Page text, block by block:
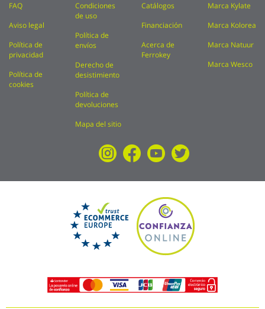
FAQ
Aviso legal
Política de
privacidad
Política de
cookies
Condiciones
de uso
Política de
envíos
Derecho de
desistimiento
Política de
devoluciones
Mapa del sitio
Catálogos
Financiación
Acerca de
Ferrokey
Marca Kylate
Marca Kolorea
Marca Natuur
Marca Wesco